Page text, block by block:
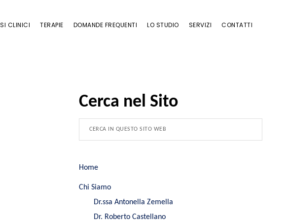
CLINICI TERAPIE DOMANDE FREQUENTI LO STUDIO SERVIZI CONTATTI
Cerca nel Sito
Home
Chi Siamo
Dr.ssa Antonella Zemella
Dr. Roberto Castellano